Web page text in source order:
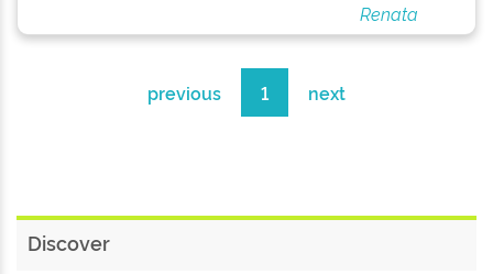
Renata
previous 1 next
Discover